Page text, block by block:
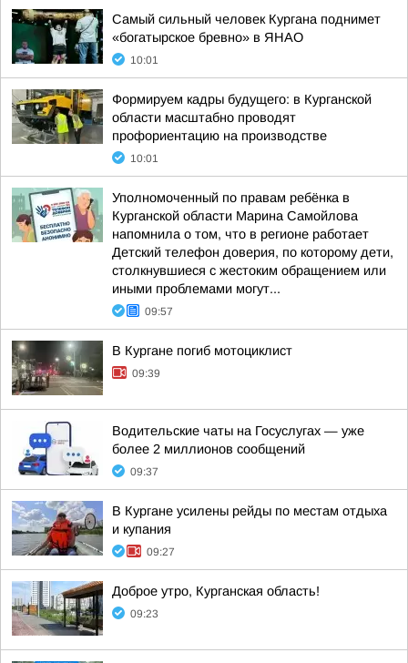
Самый сильный человек Кургана поднимет
«богатырское бревно» в ЯНАО
10:01
Формируем кадры будущего: в Курганской
области масштабно проводят
профориентацию на производстве
10:01
Уполномоченный по правам ребёнка в
Курганской области Марина Самойлова
напомнила о том, что в регионе работает
Детский телефон доверия, по которому дети,
столкнувшиеся с жестоким обращением или
иными проблемами могут...
09:57
В Кургане погиб мотоциклист
09:39
Водительские чаты на Госуслугах — уже
более 2 миллионов сообщений
09:37
В Кургане усилены рейды по местам отдыха
и купания
09:27
Доброе утро, Курганская область!
09:23